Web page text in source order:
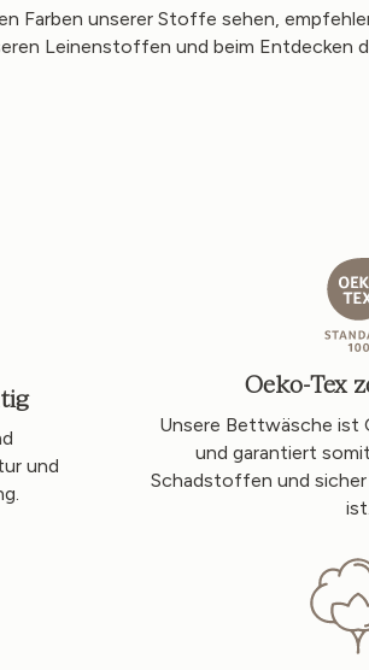
Farben unserer Stoffe sehen,
Leinenstoffen und beim Entdecken
und
Oeko-Tex
Unsere Bettwäsche ist
und garantiert
Schadstoffen und sicher
ist.